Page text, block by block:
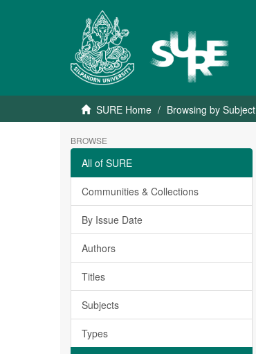
SURE Home Browsing by Subject
BROWSE
All of SURE
Communities & Collections
By Issue Date
Authors
Titles
Subjects
Types